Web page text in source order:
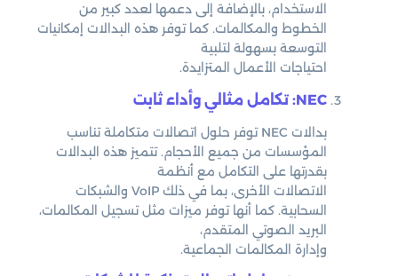
الاستخدام، بالإضافة إلى دعمها لعدد كبير من
الخطوط والمكالمات. كما توفر هذه البدالات إمكانيات
التوسعة بسهولة لتلبية
احتياجات الأعمال المتزايدة.
NEC: تكامل مثالي وأداء ثابت
بدالات NEC توفر حلول اتصالات متكاملة تناسب
المؤسسات من جميع الأحجام. تتميز هذه البدالات
بقدرتها على التكامل مع أنظمة
الاتصالات الأخرى، بما في ذلك VoIP والشبكات
السحابية. كما أنها توفر ميزات مثل تسجيل المكالمات،
البريد الصوتي المتقدم،
وإدارة المكالمات الجماعية.